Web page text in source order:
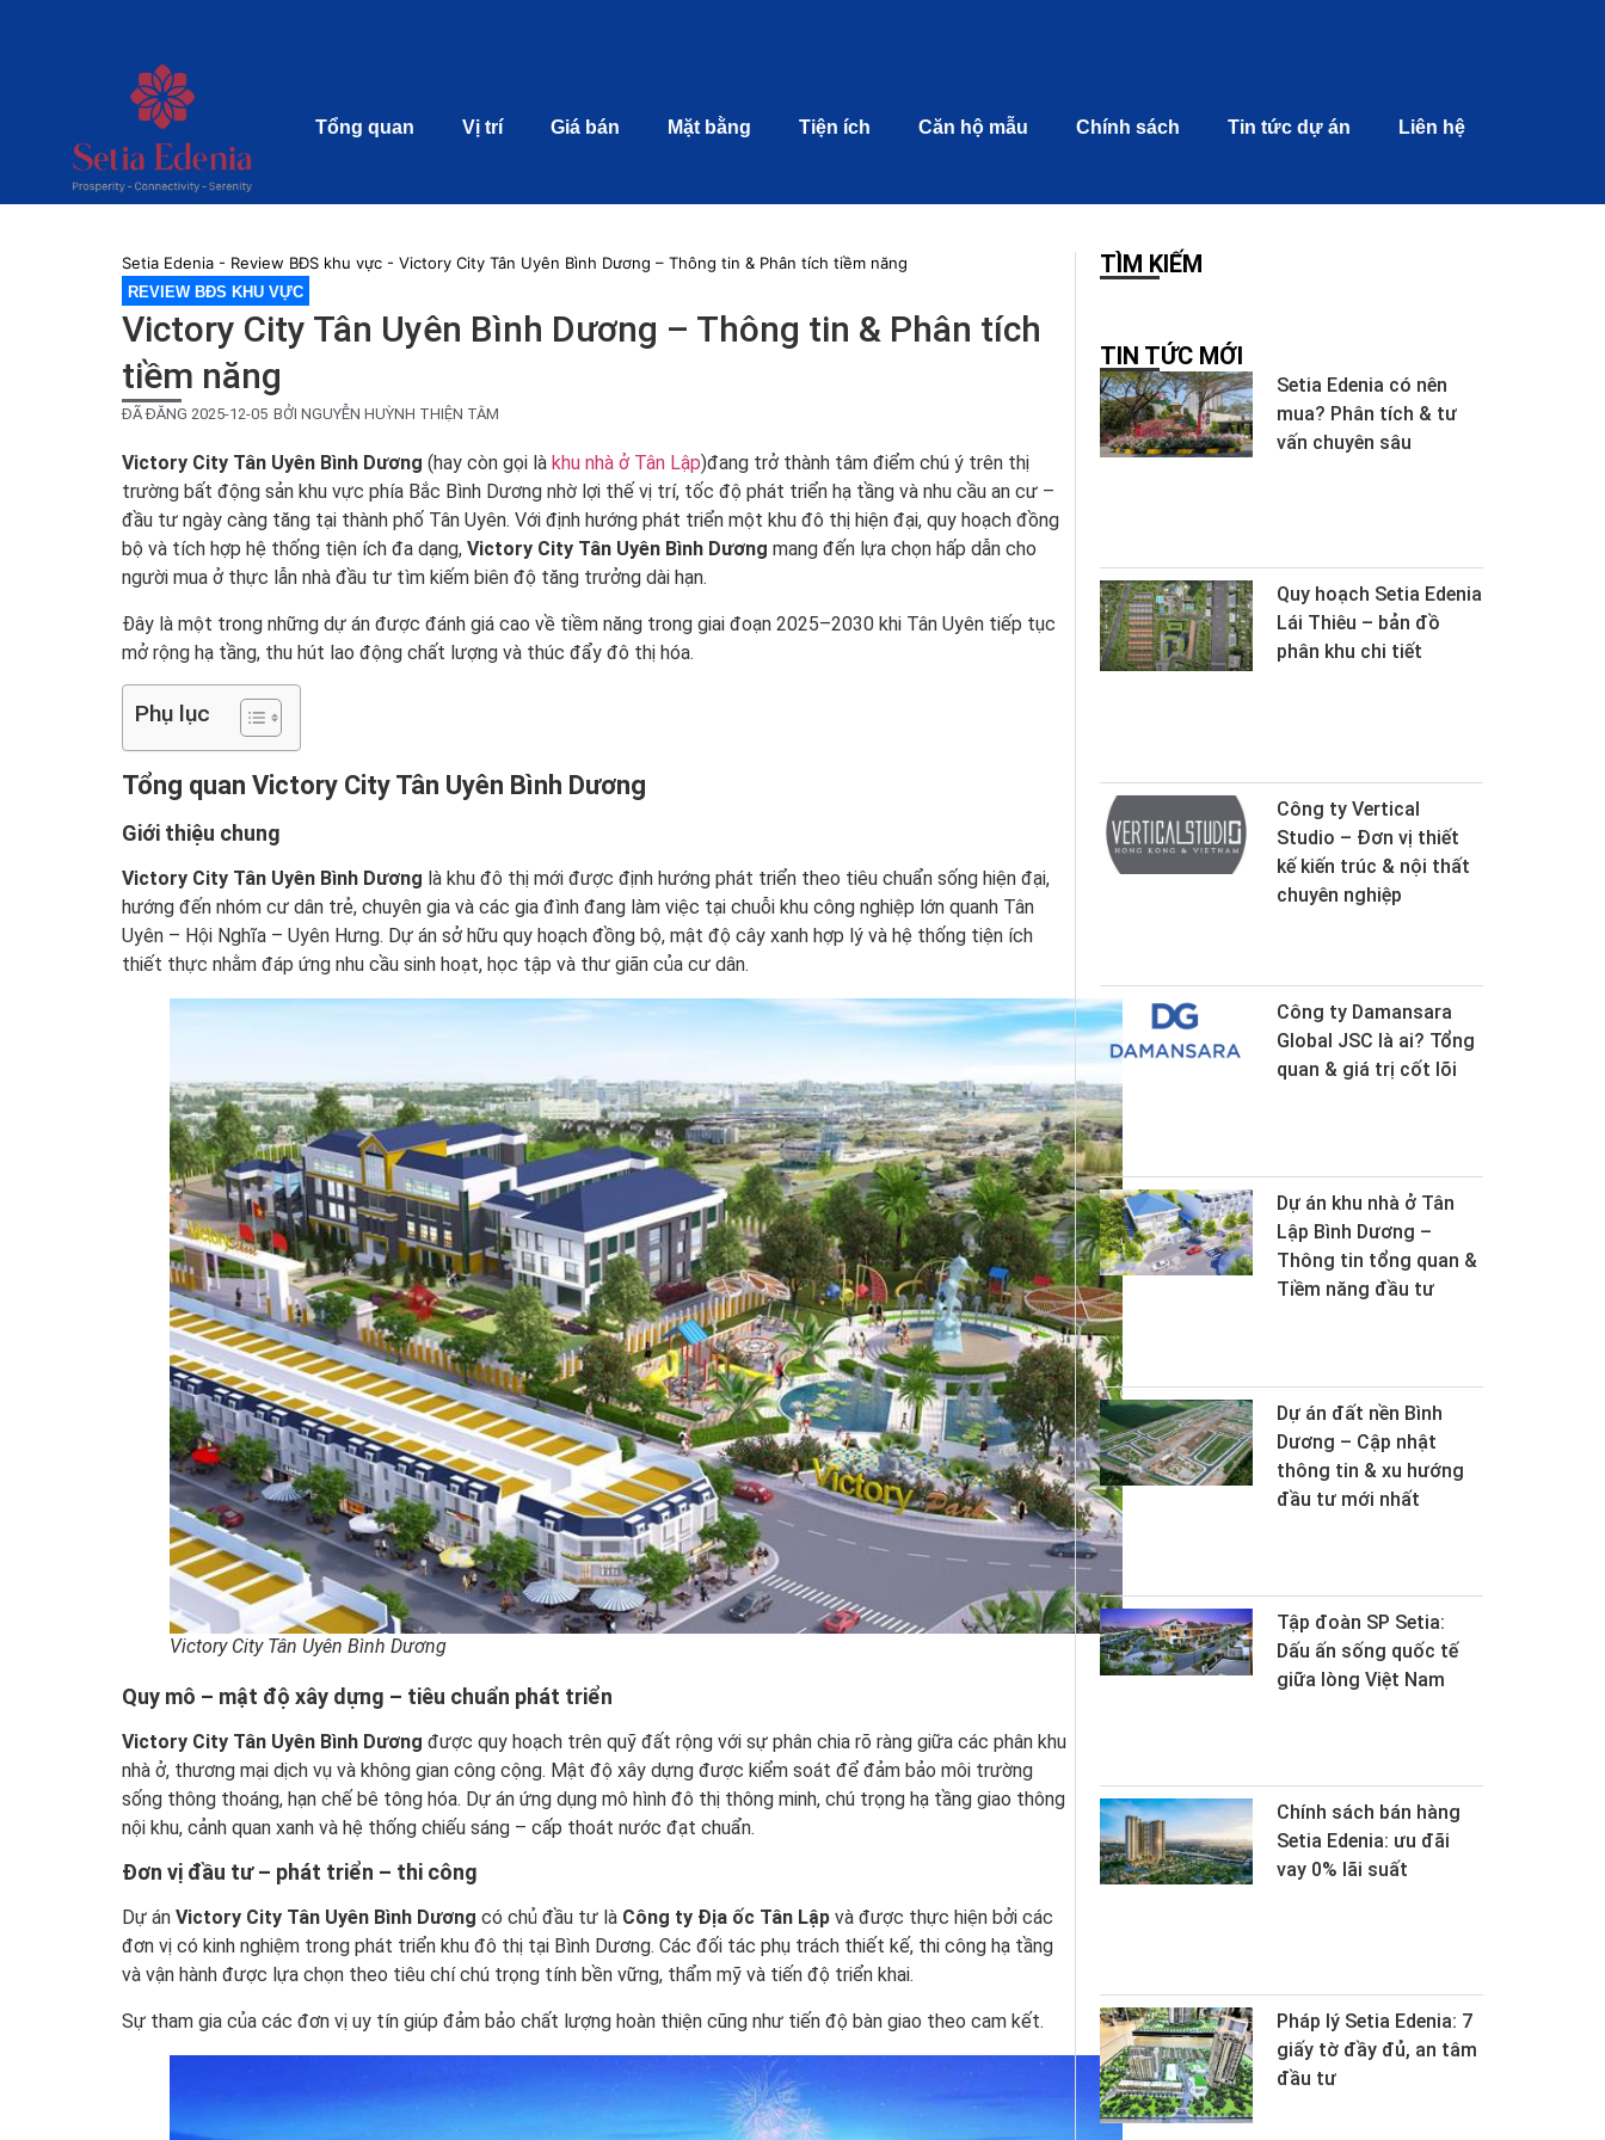
Tổng quan Vị trí Giá bán Mặt bằng Tiện ích Căn hộ mẫu Chính sách Tin tức dự án Liên hệ
Setia Edenia - Review BĐS khu vực - Victory City Tân Uyên Bình Dương – Thông tin & Phân tích tiềm năng
REVIEW BĐS KHU VỰC
Victory City Tân Uyên Bình Dương – Thông tin & Phân tích
tiềm năng
ĐÃ ĐĂNG 2025-12-05 BỞI NGUYỄN HUỲNH THIỆN TÂM
Victory City Tân Uyên Bình Dương (hay còn gọi là khu nhà ở Tân Lập)đang trở thành tâm điểm chú ý trên thị
trường bất động sản khu vực phía Bắc Bình Dương nhờ lợi thế vị trí, tốc độ phát triển hạ tầng và nhu cầu an cư –
đầu tư ngày càng tăng tại thành phố Tân Uyên. Với định hướng phát triển một khu đô thị hiện đại, quy hoạch đồng
bộ và tích hợp hệ thống tiện ích đa dạng, Victory City Tân Uyên Bình Dương mang đến lựa chọn hấp dẫn cho
người mua ở thực lẫn nhà đầu tư tìm kiếm biên độ tăng trưởng dài hạn.
Đây là một trong những dự án được đánh giá cao về tiềm năng trong giai đoạn 2025–2030 khi Tân Uyên tiếp tục
mở rộng hạ tầng, thu hút lao động chất lượng và thúc đẩy đô thị hóa.
Phụ lục
Tổng quan Victory City Tân Uyên Bình Dương
Giới thiệu chung
Victory City Tân Uyên Bình Dương là khu đô thị mới được định hướng phát triển theo tiêu chuẩn sống hiện đại,
hướng đến nhóm cư dân trẻ, chuyên gia và các gia đình đang làm việc tại chuỗi khu công nghiệp lớn quanh Tân
Uyên – Hội Nghĩa – Uyên Hưng. Dự án sở hữu quy hoạch đồng bộ, mật độ cây xanh hợp lý và hệ thống tiện ích
thiết thực nhằm đáp ứng nhu cầu sinh hoạt, học tập và thư giãn của cư dân.
Victory City Tân Uyên Bình Dương
Quy mô – mật độ xây dựng – tiêu chuẩn phát triển
Victory City Tân Uyên Bình Dương được quy hoạch trên quỹ đất rộng với sự phân chia rõ ràng giữa các phân khu
nhà ở, thương mại dịch vụ và không gian công cộng. Mật độ xây dựng được kiểm soát để đảm bảo môi trường
sống thông thoáng, hạn chế bê tông hóa. Dự án ứng dụng mô hình đô thị thông minh, chú trọng hạ tầng giao thông
nội khu, cảnh quan xanh và hệ thống chiếu sáng – cấp thoát nước đạt chuẩn.
Đơn vị đầu tư – phát triển – thi công
Dự án Victory City Tân Uyên Bình Dương có chủ đầu tư là Công ty Địa ốc Tân Lập và được thực hiện bởi các
đơn vị có kinh nghiệm trong phát triển khu đô thị tại Bình Dương. Các đối tác phụ trách thiết kế, thi công hạ tầng
và vận hành được lựa chọn theo tiêu chí chú trọng tính bền vững, thẩm mỹ và tiến độ triển khai.
Sự tham gia của các đơn vị uy tín giúp đảm bảo chất lượng hoàn thiện cũng như tiến độ bàn giao theo cam kết.
TÌM KIẾM
TIN TỨC MỚI
Setia Edenia có nên
mua? Phân tích & tư
vấn chuyên sâu
Quy hoạch Setia Edenia
Lái Thiêu – bản đồ
phân khu chi tiết
Công ty Vertical
Studio – Đơn vị thiết
kế kiến trúc & nội thất
chuyên nghiệp
Công ty Damansara
Global JSC là ai? Tổng
quan & giá trị cốt lõi
Dự án khu nhà ở Tân
Lập Bình Dương –
Thông tin tổng quan &
Tiềm năng đầu tư
Dự án đất nền Bình
Dương – Cập nhật
thông tin & xu hướng
đầu tư mới nhất
Tập đoàn SP Setia:
Dấu ấn sống quốc tế
giữa lòng Việt Nam
Chính sách bán hàng
Setia Edenia: ưu đãi
vay 0% lãi suất
Pháp lý Setia Edenia: 7
giấy tờ đầy đủ, an tâm
đầu tư